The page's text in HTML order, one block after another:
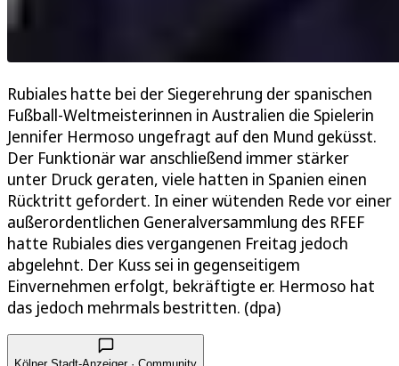
Rubiales hatte bei der Siegerehrung der spanischen
Fußball-Weltmeisterinnen in Australien die Spielerin
Jennifer Hermoso ungefragt auf den Mund geküsst.
Der Funktionär war anschließend immer stärker
unter Druck geraten, viele hatten in Spanien einen
Rücktritt gefordert. In einer wütenden Rede vor einer
außerordentlichen Generalversammlung des RFEF
hatte Rubiales dies vergangenen Freitag jedoch
abgelehnt. Der Kuss sei in gegenseitigem
Einvernehmen erfolgt, bekräftigte er. Hermoso hat
das jedoch mehrmals bestritten. (dpa)